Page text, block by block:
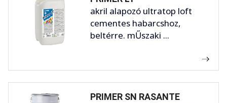
akril alapozó ultratop loft
cementes habarcshoz,
beltérre. mŰszaki ...
PRIMER SN RASANTE